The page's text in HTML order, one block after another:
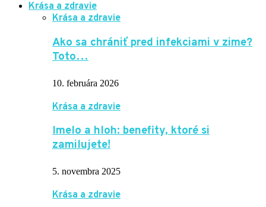
Krása a zdravie
Krása a zdravie
Ako sa chrániť pred infekciami v zime?
Toto…
10. februára 2026
Krása a zdravie
Imelo a hloh: benefity, ktoré si
zamilujete!
5. novembra 2025
Krása a zdravie